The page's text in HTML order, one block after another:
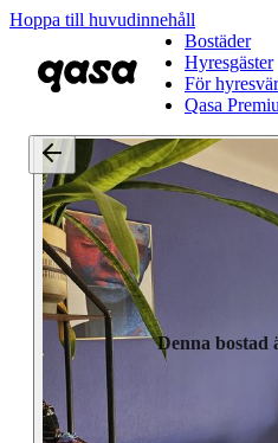
Hoppa till huvudinnehåll
Bostäder
Hyresgäster
För
Qasa
Denna bostad